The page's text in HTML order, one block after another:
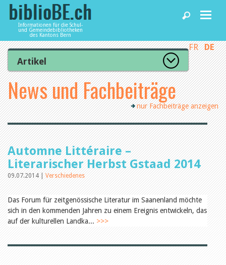
Informationen für die Schul-
und Gemeindebibliotheken
des Kantons Bern
Home
News und Fachbeiträge
Bibliotheken
Agenda
Dienstleistungen
biblioBE nutzen
FR DE
Artikel
Zur Artikelübersicht
Lesenswert
Gut bewertet
Kategorien
Aus dem Amt für Kultur
Aus der Kommission
Aus den Bibliotheken
Organisation
Raum und Infrastruktur
Bestand
Benutzung
Finanzen
Personal
Qualitätsmanagement
Recht und Politik
Aus aller Welt
News und Fachbeiträge
nur Fachbeiträge anzeigen
Automne Littéraire –
Literarischer Herbst Gstaad 2014
09.07.2014 |Verschiedenes
Das Forum für zeitgenössische Literatur im Saanenland möchte
sich in den kommenden Jahren zu einem Ereignis entwickeln, das
auf der kulturellen Landka... >>>